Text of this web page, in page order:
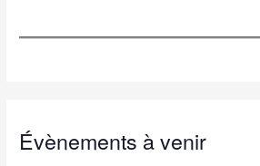
Évènements à venir